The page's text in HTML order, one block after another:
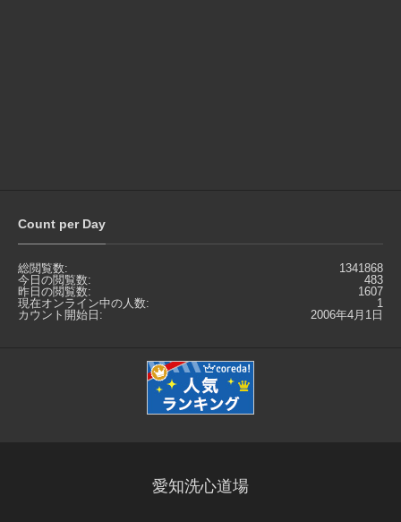
Count per Day
1341868
総閲覧数:
483
今日の閲覧数:
1607
昨日の閲覧数:
1
現在オンライン中の人数:
2006年4月1日
カウント開始日:
愛知洗心道場